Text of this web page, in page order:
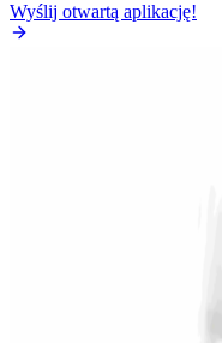
Wyślij otwartą aplikację!